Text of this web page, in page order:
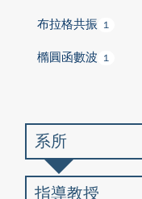
布拉格共振 1
橢圓函數波 1
系所
指導教授